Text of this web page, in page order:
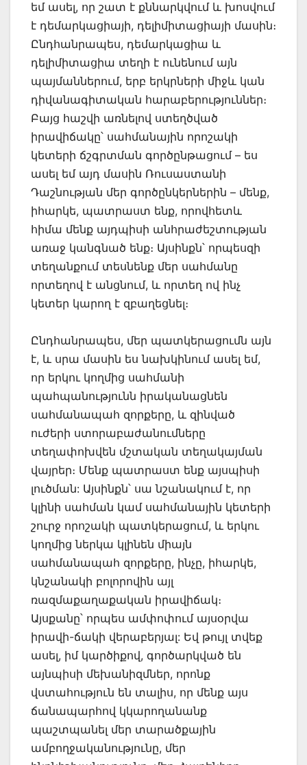
եմ ասել, որ շատ է քննարկվում և խոսվում
է դեմարկացիայի, դելիմիտացիայի մասին։
Ընդհանրապես, դեմարկացիա և
դելիմիտացիա տեղի է ունենում այն
պայմաններում, երբ երկրների միջև կան
դիվանագիտական հարաբերություններ։
Բայց հաշվի առնելով ստեղծված
իրավիճակը՝ սահմանային որոշակի
կետերի ճշգրտման գործընթացում – ես
ասել եմ այդ մասին Ռուսաստանի
Դաշնության մեր գործընկերներին – մենք,
իհարկե, պատրաստ ենք, որովհետև
հիմա մենք այդպիսի անհրաժեշտության
առաջ կանգնած ենք։ Այսինքն՝ որպեսզի
տեղանքում տեսնենք մեր սահմանը
որտեղով է անցնում, և որտեղ ով ինչ
կետեր կարող է զբաղեցնել։
Ընդհանրապես, մեր պատկերացումն այն
է, և սրա մասին ես նախկինում ասել եմ,
որ երկու կողմից սահմանի
պահպանությունն իրականացնեն
սահմանապահ զորքերը, և զինված
ուժերի ստորաբաժանումները
տեղափոխվեն մշտական տեղակայման
վայրեր։ Մենք պատրաստ ենք այսպիսի
լուծման: Այսինքն՝ սա նշանակում է, որ
կլինի սահման կամ սահմանային կետերի
շուրջ որոշակի պատկերացում, և երկու
կողմից ներկա կլինեն միայն
սահմանապահ զորքերը, ինչը, իհարկե,
կնշանակի բոլորովին այլ
ռազմաքաղաքական իրավիճակ։
Այսքանը՝ որպես ամփոփում այսօրվա
իրավի-ճակի վերաբերյալ: Եվ թույլ տվեք
ասել, իմ կարծիքով, գործարկված են
այնպիսի մեխանիզմներ, որոնք
վստահություն են տալիս, որ մենք այս
ճանապարհով կկարողանանք
պաշտպանել մեր տարածքային
ամբողջականությունը, մեր